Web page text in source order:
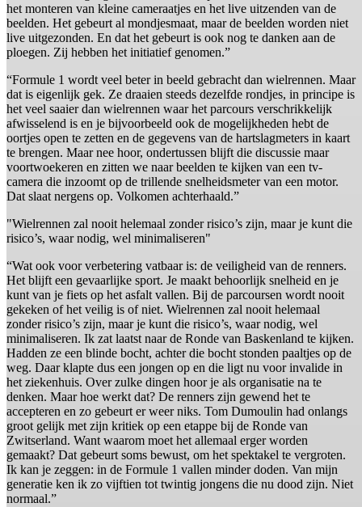
het monteren van kleine cameraatjes en het live uitzenden van de
beelden. Het gebeurt al mondjesmaat, maar de beelden worden niet
live uitgezonden. En dat het gebeurt is ook nog te danken aan de
ploegen. Zij hebben het initiatief genomen.”
“Formule 1 wordt veel beter in beeld gebracht dan wielrennen. Maar
dat is eigenlijk gek. Ze draaien steeds dezelfde rondjes, in principe is
het veel saaier dan wielrennen waar het parcours verschrikkelijk
afwisselend is en je bijvoorbeeld ook de mogelijkheden hebt de
oortjes open te zetten en de gegevens van de hartslagmeters in kaart
te brengen. Maar nee hoor, ondertussen blijft die discussie maar
voortwoekeren en zitten we naar beelden te kijken van een tv-
camera die inzoomt op de trillende snelheidsmeter van een motor.
Dat slaat nergens op. Volkomen achterhaald.”
"Wielrennen zal nooit helemaal zonder risico’s zijn, maar je kunt die
risico’s, waar nodig, wel minimaliseren"
“Wat ook voor verbetering vatbaar is: de veiligheid van de renners.
Het blijft een gevaarlijke sport. Je maakt behoorlijk snelheid en je
kunt van je fiets op het asfalt vallen. Bij de parcoursen wordt nooit
gekeken of het veilig is of niet. Wielrennen zal nooit helemaal
zonder risico’s zijn, maar je kunt die risico’s, waar nodig, wel
minimaliseren. Ik zat laatst naar de Ronde van Baskenland te kijken.
Hadden ze een blinde bocht, achter die bocht stonden paaltjes op de
weg. Daar klapte dus een jongen op en die ligt nu voor invalide in
het ziekenhuis. Over zulke dingen hoor je als organisatie na te
denken. Maar hoe werkt dat? De renners zijn gewend het te
accepteren en zo gebeurt er weer niks. Tom Dumoulin had onlangs
groot gelijk met zijn kritiek op een etappe bij de Ronde van
Zwitserland. Want waarom moet het allemaal erger worden
gemaakt? Dat gebeurt soms bewust, om het spektakel te vergroten.
Ik kan je zeggen: in de Formule 1 vallen minder doden. Van mijn
generatie ken ik zo vijftien tot twintig jongens die nu dood zijn. Niet
normaal.”